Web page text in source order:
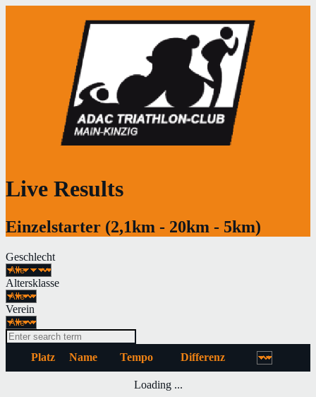
Live Results
Einzelstarter (2,1km - 20km - 5km)
Geschlecht
Altersklasse
Verein
Platz Name Tempo Differenz
Loading ...